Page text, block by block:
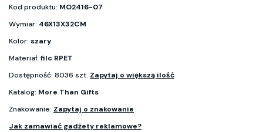
Kod produktu: MO2416-07
Wymiar: 46X13X32CM
Kolor: szary
Materiał: filc RPET
Dostępność: 8036 szt. Zapytaj o większą ilość
Katalog: More Than Gifts
Znakowanie: Zapytaj o znakowanie
Jak zamawiać gadżety reklamowe?